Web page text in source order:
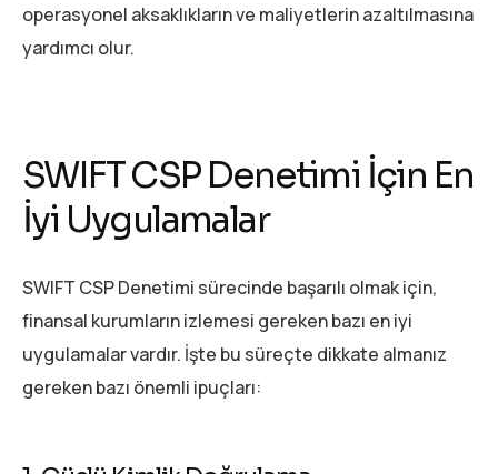
operasyonel aksaklıkların ve maliyetlerin azaltılmasına
yardımcı olur.
SWIFT CSP Denetimi İçin En
İyi Uygulamalar
SWIFT CSP Denetimi sürecinde başarılı olmak için,
finansal kurumların izlemesi gereken bazı en iyi
uygulamalar vardır. İşte bu süreçte dikkate almanız
gereken bazı önemli ipuçları: